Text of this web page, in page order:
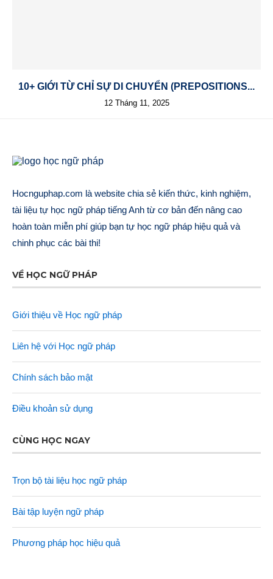
10+ GIỚI TỪ CHỈ SỰ DI CHUYỂN (PREPOSITIONS...
12 Tháng 11, 2025
Hocnguphap.com là website chia sẻ kiến thức, kinh nghiệm,
tài liệu tự học ngữ pháp tiếng Anh từ cơ bản đến nâng cao
hoàn toàn miễn phí giúp bạn tự học ngữ pháp hiệu quả và
chinh phục các bài thi!
VỀ HỌC NGỮ PHÁP
Giới thiệu về Học ngữ pháp
Liên hệ với Học ngữ pháp
Chính sách bảo mật
Điều khoản sử dụng
CÙNG HỌC NGAY
Trọn bộ tài liệu học ngữ pháp
Bài tập luyện ngữ pháp
Phương pháp học hiệu quả